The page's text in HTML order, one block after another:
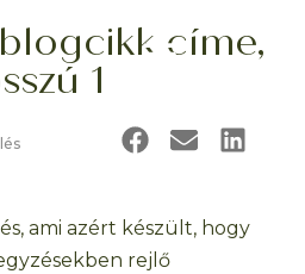
címe,
1
ami azért készült, hogy
rejlő